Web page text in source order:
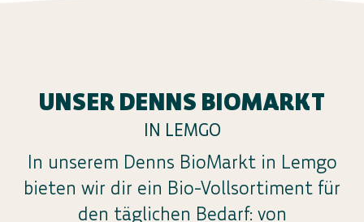
UNSER DENNS BIOMARKT
IN LEMGO
In unserem Denns BioMarkt in Lemgo
bieten wir dir ein Bio-Vollsortiment für
den täglichen Bedarf: von